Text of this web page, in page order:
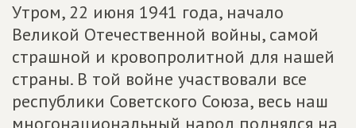
Утром, 22 июня 1941 года, начало
Великой Отечественной войны, самой
страшной и кровопролитной для нашей
страны. В той войне участвовали все
республики Советского Союза, весь наш
многонациональный народ поднялся на